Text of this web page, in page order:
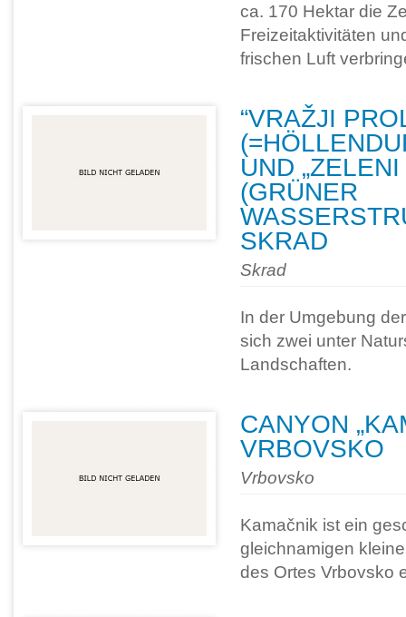
ca. 170 Hektar die
Freizeitaktivitäten
frischen Luft
“VRAŽJI
UND „ZELENI
(GRÜNER
SKRAD
Skrad
In der Umgebung
sich zwei unter
Landschaften.
CANYON
VRBOVSKO
Vrbovsko
Kamačnik ist ein
gleichnamigen
des Ortes Vrbovsko